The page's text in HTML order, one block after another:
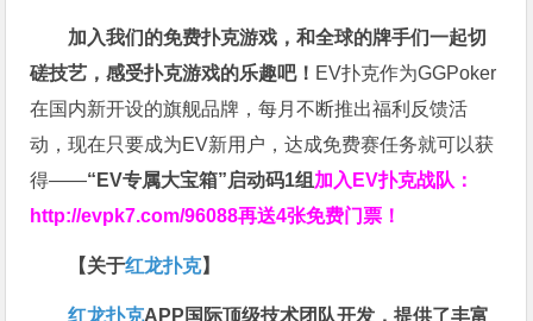
加入我们的免费扑克游戏，和全球的牌手们一起切
磋技艺，感受扑克游戏的乐趣吧！ EV扑克作为GGPoker
在国内新开设的旗舰品牌，每月不断推出福利反馈活
动，现在只要成为EV新用户，达成免费赛任务就可以获
得——“EV专属大宝箱”启动码1组 加入EV扑克战队：
http://evpk7.com/96088再送4张免费门票！
【关于红龙扑克】
红龙扑克APP国际顶级技术团队开发，提供了丰富